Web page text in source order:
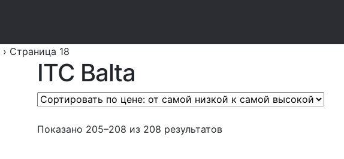
› Страница 18
ITC Balta
Показано 205–208 из 208 результатов